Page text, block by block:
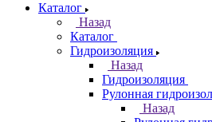
Каталог
Назад
Каталог
Гидроизоляция
Назад
Гидроизоляция
Рулонная
Назад